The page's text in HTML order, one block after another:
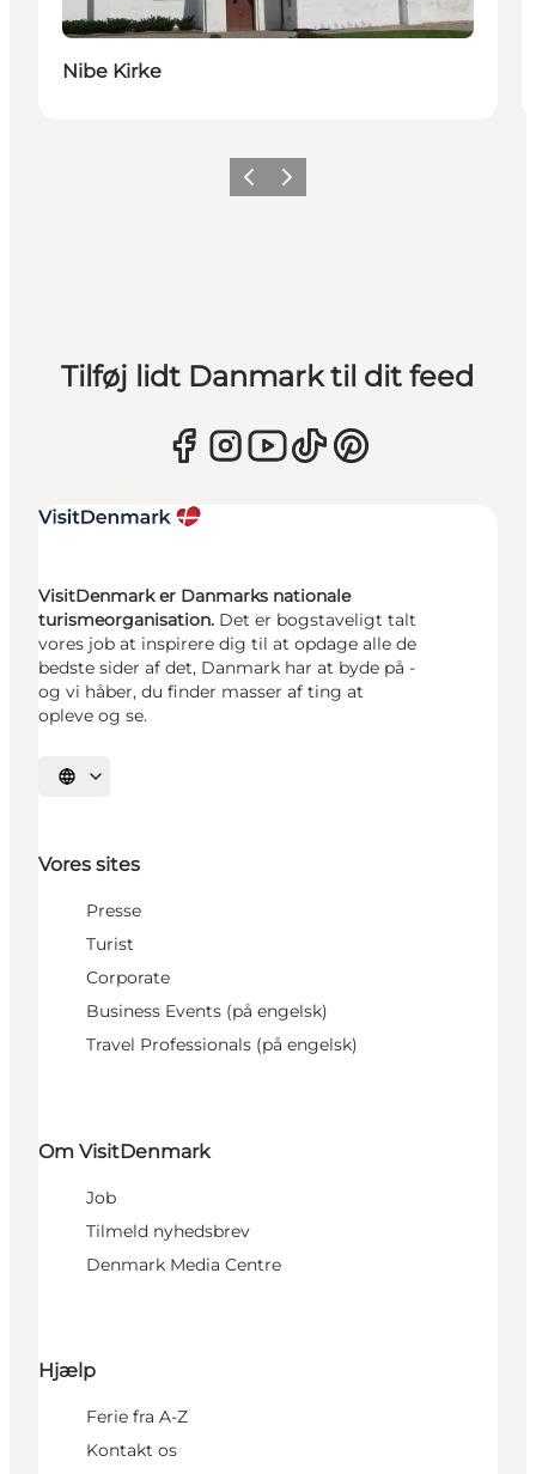
Nibe Kirke
ForrigeNæste
Tilføj lidt Danmark til dit feed
VisitDenmark er Danmarks nationale
turismeorganisation. Det er bogstaveligt talt
vores job at inspirere dig til at opdage alle de
bedste sider af det, Danmark har at byde på -
og vi håber, du finder masser af ting at
opleve og se.
Vælg sprog
Vores sites
Presse
Turist
Corporate
Business Events (på engelsk)
Travel Professionals (på engelsk)
Om VisitDenmark
Job
Tilmeld nyhedsbrev
Denmark Media Centre
Hjælp
Ferie fra A-Z
Kontakt os